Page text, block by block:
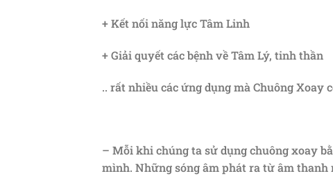
+ Kết nối năng lực Tâm Linh
+ Giải quyết các bệnh về Tâm Lý, tinh thần
.. rất nhiều các ứng dụng mà Chuông Xoay
– Mỗi khi chúng ta sử dụng chuông xoay
mình. Những sóng âm phát ra từ âm